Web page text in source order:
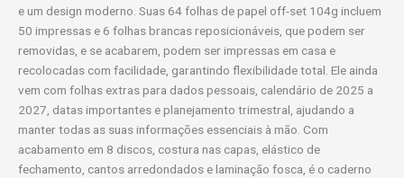
e um design moderno. Suas 64 folhas de papel off-set 104g incluem
50 impressas e 6 folhas brancas reposicionáveis, que podem ser
removidas, e se acabarem, podem ser impressas em casa e
recolocadas com facilidade, garantindo flexibilidade total. Ele ainda
vem com folhas extras para dados pessoais, calendário de 2025 a
2027, datas importantes e planejamento trimestral, ajudando a
manter todas as suas informações essenciais à mão. Com
acabamento em 8 discos, costura nas capas, elástico de
fechamento, cantos arredondados e laminação fosca, é o caderno